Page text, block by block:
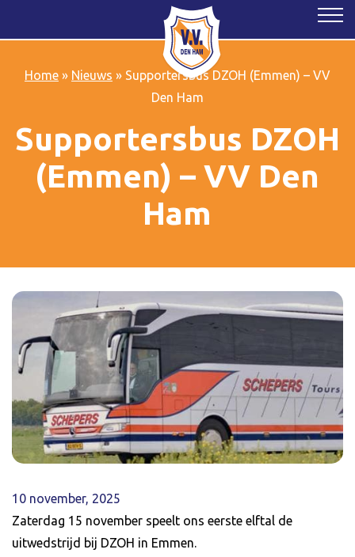
Home» Nieuws » Supportersbus DZOH (Emmen) – VV
Den Ham
Supportersbus DZOH
(Emmen) – VV Den
Ham
10 november, 2025
Zaterdag 15 november speelt ons eerste elftal de
uitwedstrijd bij DZOH in Emmen.